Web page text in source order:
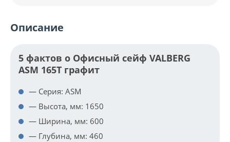
Описание
5 фактов о Офисный сейф VALBERG
ASM 165T графит
— Серия: ASM
— Высота, мм: 1650
— Ширина, мм: 600
— Глубина, мм: 460